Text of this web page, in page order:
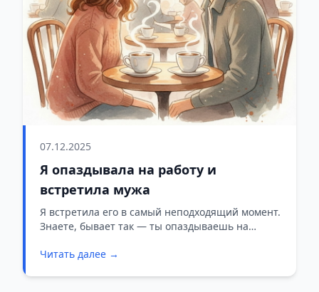
07.12.2025
Я опаздывала на работу и
встретила мужа
Я встретила его в самый неподходящий момент.
Знаете, бывает так — ты опаздываешь на
тушь решила, что сегодня будет размазываться
Читать далее →